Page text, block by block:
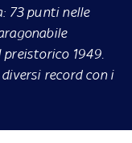
73 punti nelle
1949.
record con i